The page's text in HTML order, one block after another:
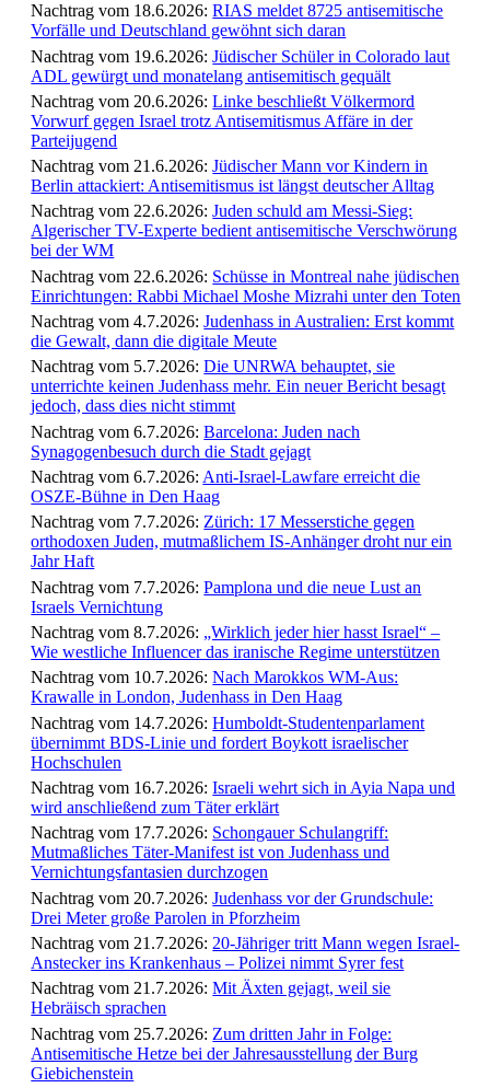
Nachtrag vom 18.6.2026:RIAS meldet 8725 antisemitische
Vorfälle und Deutschland gewöhnt sich daran
Nachtrag vom 19.6.2026:Jüdischer Schüler in Colorado laut
ADL gewürgt und monatelang antisemitisch gequält
Nachtrag vom 20.6.2026:Linke beschließt Völkermord
Vorwurf gegen Israel trotz Antisemitismus Affäre in der
Parteijugend
Nachtrag vom 21.6.2026:Jüdischer Mann vor Kindern in
Berlin attackiert: Antisemitismus ist längst deutscher Alltag
Nachtrag vom 22.6.2026:Juden schuld am Messi-Sieg:
Algerischer TV-Experte bedient antisemitische Verschwörung
bei der WM
Nachtrag vom 22.6.2026: Schüsse in Montreal nahe jüdischen
Einrichtungen: Rabbi Michael Moshe Mizrahi unter den Toten
Nachtrag vom 4.7.2026:Judenhass in Australien: Erst kommt
die Gewalt, dann die digitale Meute
Nachtrag vom 5.7.2026:Die UNRWA behauptet, sie
unterrichte keinen Judenhass mehr. Ein neuer Bericht besagt
jedoch, dass dies nicht stimmt
Nachtrag vom 6.7.2026:Barcelona: Juden nach
Synagogenbesuch durch die Stadt gejagt
Nachtrag vom 6.7.2026: Anti-Israel-Lawfare erreicht die
OSZE-Bühne in Den Haag
Nachtrag vom 7.7.2026:Zürich: 17 Messerstiche gegen
orthodoxen Juden, mutmaßlichem IS-Anhänger droht nur ein
Jahr Haft
Nachtrag vom 7.7.2026:Pamplona und die neue Lust an
Israels Vernichtung
Nachtrag vom 8.7.2026: „Wirklich jeder hier hasst Israel“ –
Wie westliche Influencer das iranische Regime unterstützen
Nachtrag vom 10.7.2026:Nach Marokkos WM-Aus:
Krawalle in London, Judenhass in Den Haag
Nachtrag vom 14.7.2026:Humboldt-Studentenparlament
übernimmt BDS-Linie und fordert Boykott israelischer
Hochschulen
Nachtrag vom 16.7.2026:Israeli wehrt sich in Ayia Napa und
wird anschließend zum Täter erklärt
Nachtrag vom 17.7.2026: Schongauer Schulangriff:
Mutmaßliches Täter-Manifest ist von Judenhass und
Vernichtungsfantasien durchzogen
Nachtrag vom 20.7.2026:Judenhass vor der Grundschule:
Drei Meter große Parolen in Pforzheim
Nachtrag vom 21.7.2026: 20-Jähriger tritt Mann wegen Israel-
Anstecker ins Krankenhaus – Polizei nimmt Syrer fest
Nachtrag vom 21.7.2026:Mit Äxten gejagt, weil sie
Hebräisch sprachen
Nachtrag vom 25.7.2026: Zum dritten Jahr in Folge:
Antisemitische Hetze bei der Jahresausstellung der Burg
Giebichenstein